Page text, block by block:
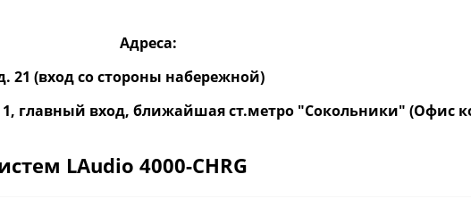
Адреса:
21 (вход со стороны набережной)
1, главный вход, ближайшая ст.метро "Сокольники" (Офис
LАudio 4000-CHRG